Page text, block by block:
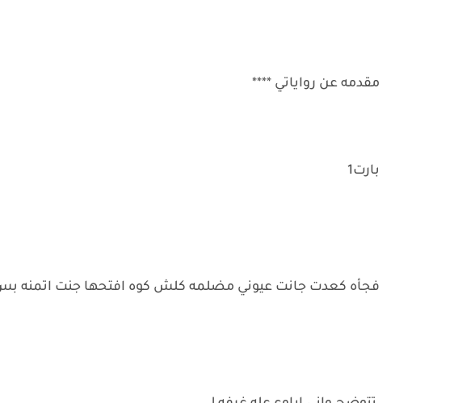
مقدمه عن رواياتي ****
بارت1
فجأه كعدت جانت عيوني مضلمه كلش كوه افتحها جنت اتمنه